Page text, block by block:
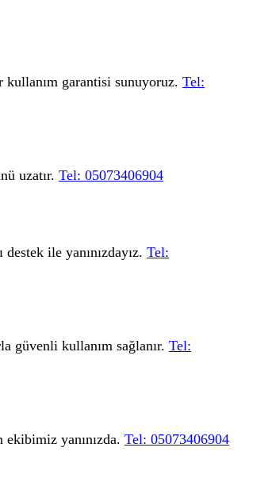
garantisi sunuyoruz. Tel:
uzatır. Tel: 05073406904
ile yanınızdayız. Tel:
güvenli kullanım sağlanır. Tel:
yanınızda. Tel: 05073406904